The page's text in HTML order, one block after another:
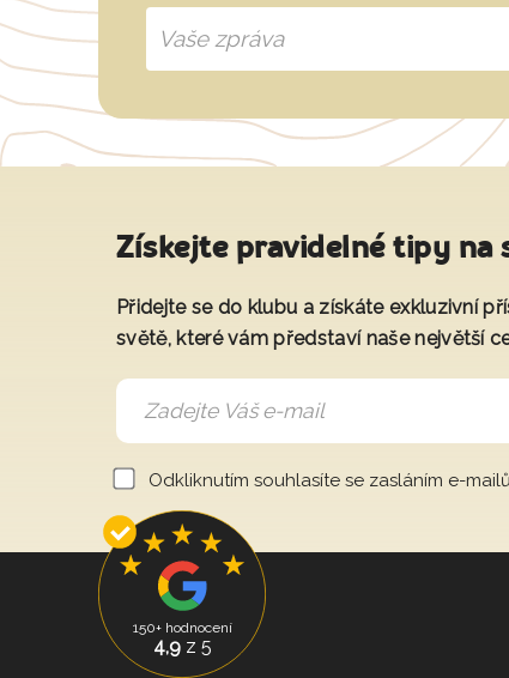
Získejte pravidelné tipy na
Přidejte se do klubu a získáte exkluzivní
světě, které vám představí naše největší
Odkliknutím souhlasíte se zasláním e-
150+ hodnocení
4,9z 5